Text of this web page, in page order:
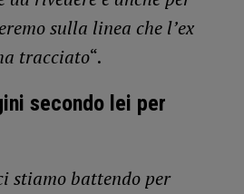
sulla linea che l’ex
tracciato“.
secondo lei per
stiamo battendo per